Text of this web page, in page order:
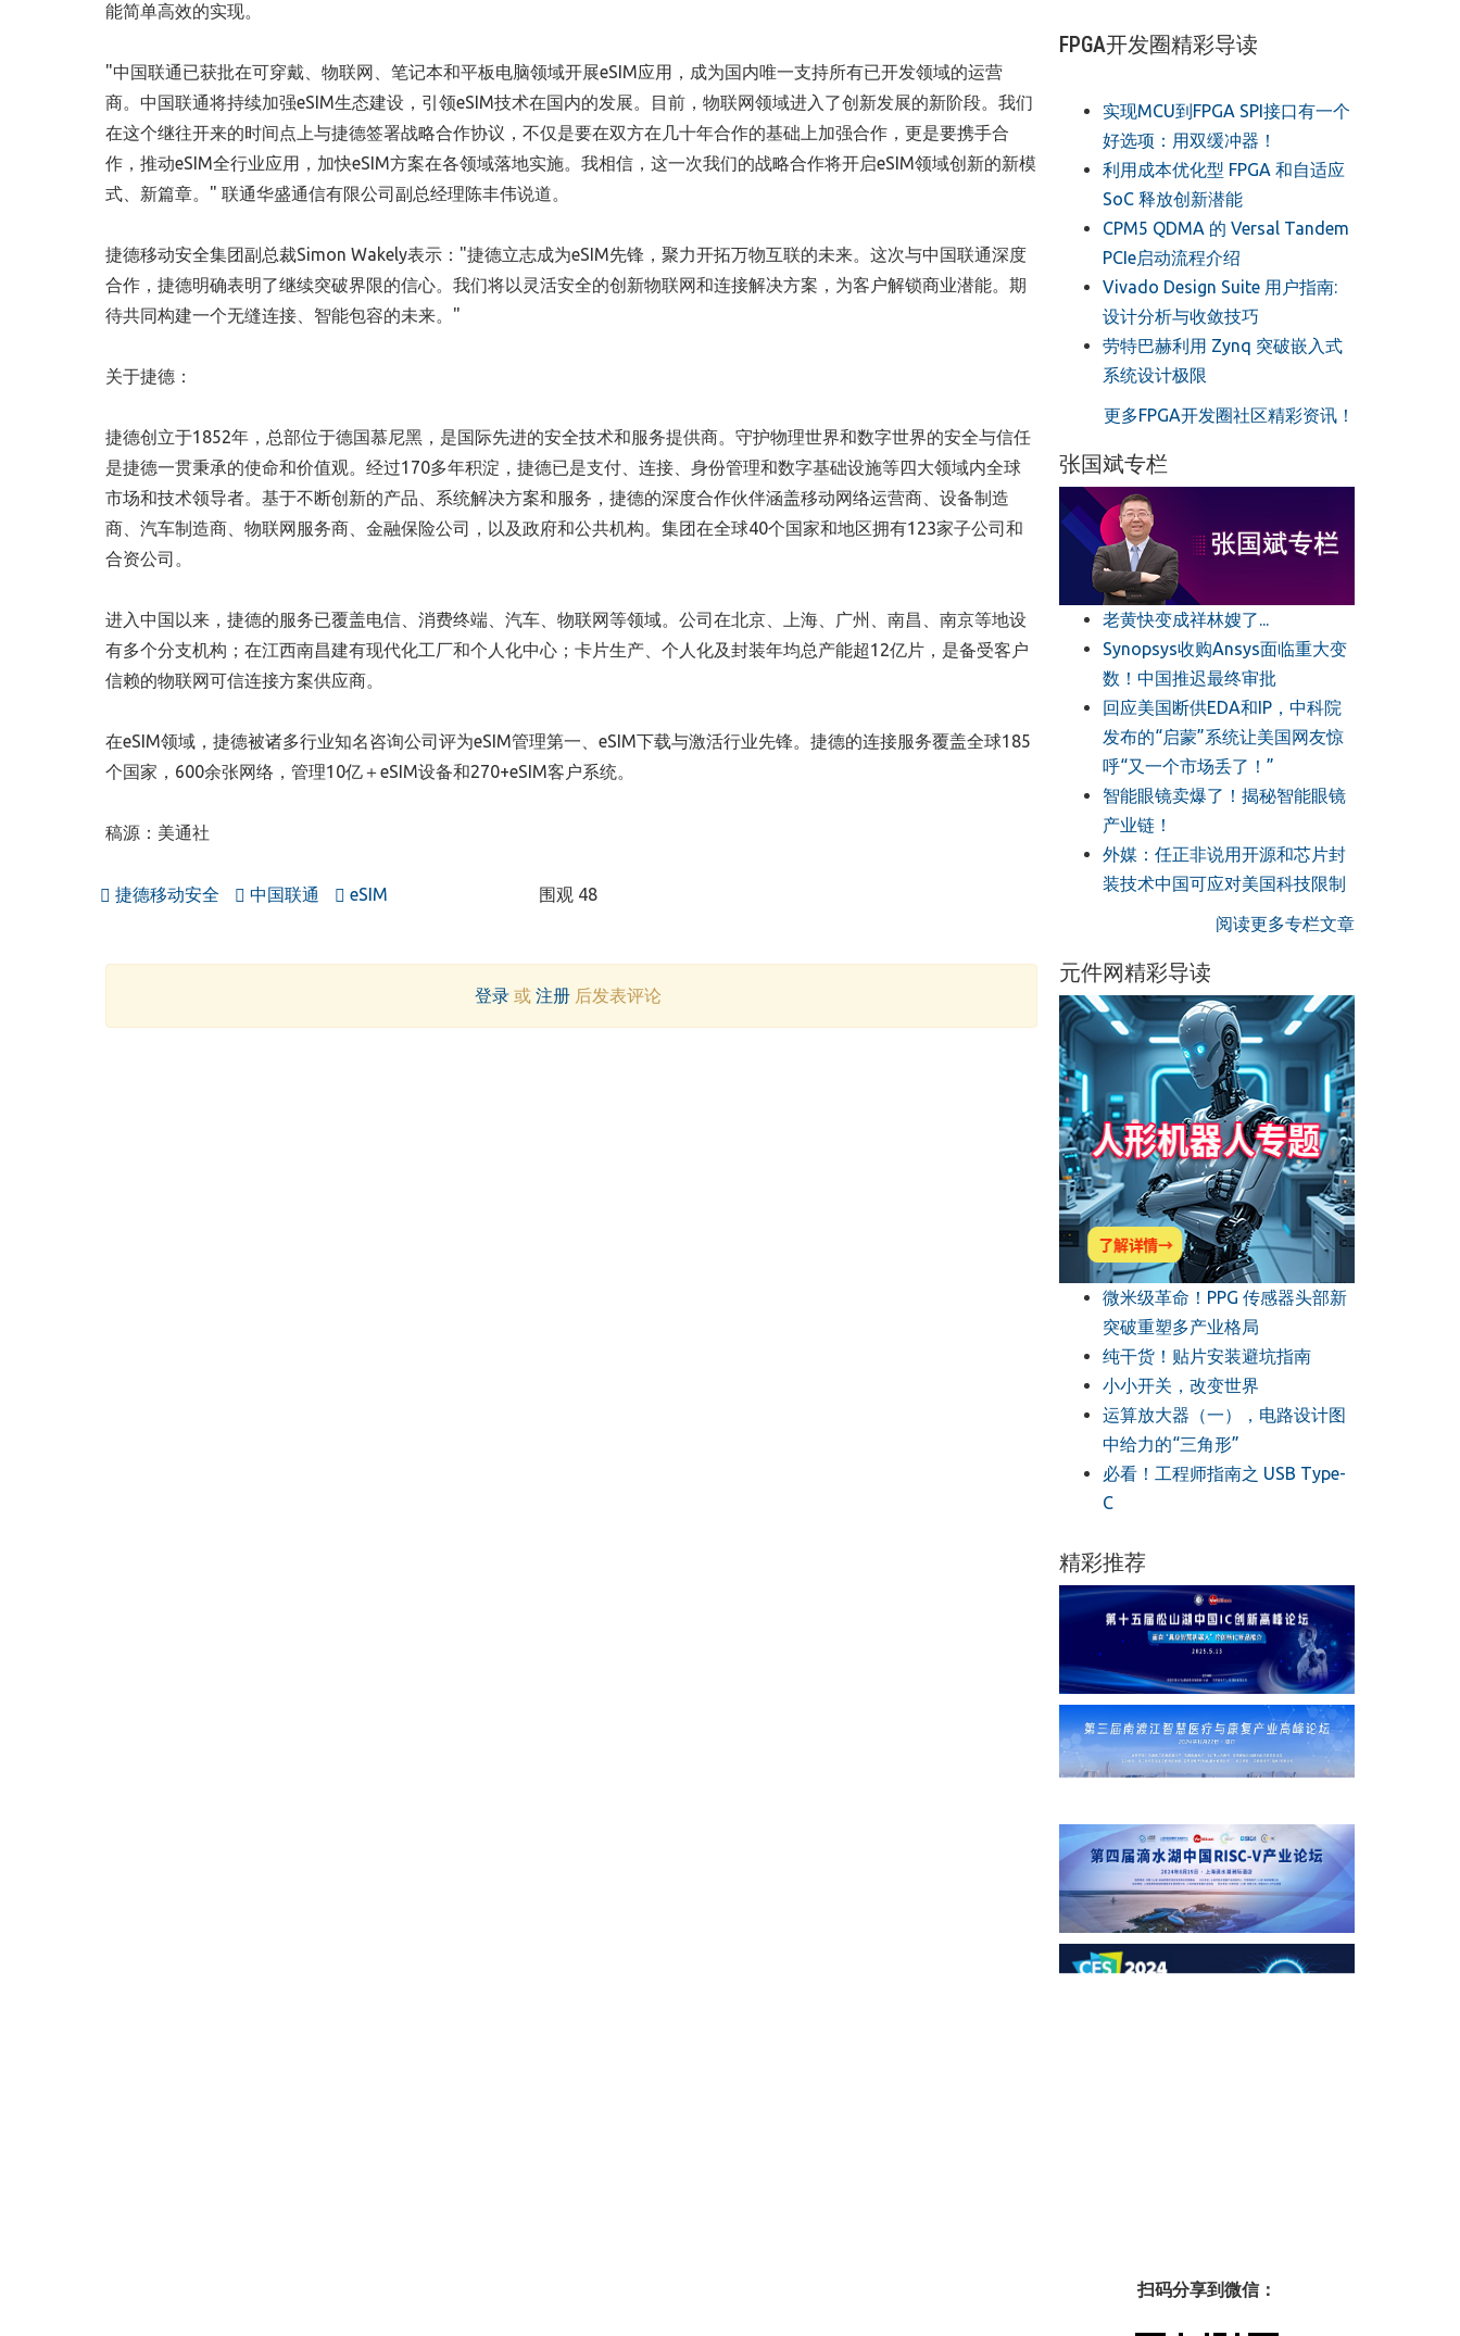
能简单高效的实现。
"中国联通已获批在可穿戴、物联网、笔记本和平板电脑领域开展eSIM应用，成为国内唯一支持所有已开发领域的运营
商。中国联通将持续加强eSIM生态建设，引领eSIM技术在国内的发展。目前，物联网领域进入了创新发展的新阶段。我们
在这个继往开来的时间点上与捷德签署战略合作协议，不仅是要在双方在几十年合作的基础上加强合作，更是要携手合
作，推动eSIM全行业应用，加快eSIM方案在各领域落地实施。我相信，这一次我们的战略合作将开启eSIM领域创新的新模
式、新篇章。" 联通华盛通信有限公司副总经理陈丰伟说道。
捷德移动安全集团副总裁Simon Wakely表示："捷德立志成为eSIM先锋，聚力开拓万物互联的未来。这次与中国联通深度
合作，捷德明确表明了继续突破界限的信心。我们将以灵活安全的创新物联网和连接解决方案，为客户解锁商业潜能。期
待共同构建一个无缝连接、智能包容的未来。"
关于捷德：
捷德创立于1852年，总部位于德国慕尼黑，是国际先进的安全技术和服务提供商。守护物理世界和数字世界的安全与信任
是捷德一贯秉承的使命和价值观。经过170多年积淀，捷德已是支付、连接、身份管理和数字基础设施等四大领域内全球
市场和技术领导者。基于不断创新的产品、系统解决方案和服务，捷德的深度合作伙伴涵盖移动网络运营商、设备制造
商、汽车制造商、物联网服务商、金融保险公司，以及政府和公共机构。集团在全球40个国家和地区拥有123家子公司和
合资公司。
进入中国以来，捷德的服务已覆盖电信、消费终端、汽车、物联网等领域。公司在北京、上海、广州、南昌、南京等地设
有多个分支机构；在江西南昌建有现代化工厂和个人化中心；卡片生产、个人化及封装年均总产能超12亿片，是备受客户
信赖的物联网可信连接方案供应商。
在eSIM领域，捷德被诸多行业知名咨询公司评为eSIM管理第一、eSIM下载与激活行业先锋。捷德的连接服务覆盖全球185
个国家，600余张网络，管理10亿＋eSIM设备和270+eSIM客户系统。
稿源：美通社
捷德移动安全 中国联通 eSIM 围观 48
登录 或注册 后发表评论
FPGA开发圈精彩导读
实现MCU到FPGA SPI接口有一个
好选项：用双缓冲器！
利用成本优化型 FPGA 和自适应
SoC 释放创新潜能
CPM5 QDMA 的 Versal Tandem
PCIe启动流程介绍
Vivado Design Suite 用户指南:
设计分析与收敛技巧
劳特巴赫利用 Zynq 突破嵌入式
系统设计极限
更多FPGA开发圈社区精彩资讯！
张国斌专栏
老黄快变成祥林嫂了...
Synopsys收购Ansys面临重大变
数！中国推迟最终审批
回应美国断供EDA和IP，中科院
发布的“启蒙”系统让美国网友惊
呼“又一个市场丢了！”
智能眼镜卖爆了！揭秘智能眼镜
产业链！
外媒：任正非说用开源和芯片封
装技术中国可应对美国科技限制
阅读更多专栏文章
元件网精彩导读
微米级革命！PPG 传感器头部新
突破重塑多产业格局
纯干货！贴片安装避坑指南
小小开关，改变世界
运算放大器（一），电路设计图
中给力的“三角形”
必看！工程师指南之 USB Type-
C
精彩推荐
扫码分享到微信：